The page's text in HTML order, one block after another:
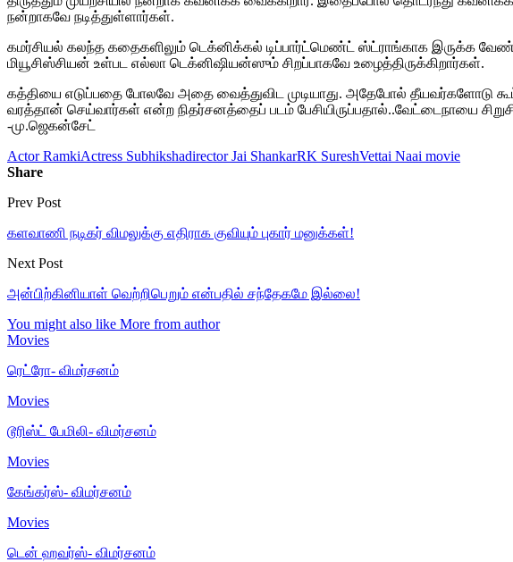
நன்றாகவே நடித்துள்ளார்கள்.
கமர்சியல் கலந்த கதைகளிலும் டெக்னிக்கல் டிப்பார்ட்மெண்ட் ஸ்ட்ராங்காக இருக்க
மியூசிஸ்சியன் உள்பட எல்லா டெக்னிஷியன்ஸும் சிறப்பாகவே உழைத்திருக்கிறார்கள்.
கத்தியை எடுப்பதை போலவே அதை வைத்துவிட முடியாது. அதேபோல் தீயவர்களோடு
வரத்தான் செய்வார்கள் என்ற நிதர்சனத்தைப் படம் பேசியிருப்பதால்..வேட்டைநாயை
-மு.ஜெகன்சேட்
Actor RamkiActress Subhikshadirector Jai ShankarRK SureshVettai Naai movie
Share
Prev Post
களவாணி நடிகர் விமலுக்கு எதிராக குவியும் புகார் மனுக்கள்!
Next Post
அன்பிற்கினியாள் வெற்றிபெறும் என்பதில் சந்தேகமே இல்லை!
You might also like More from author
Movies
ரெட்ரோ- விமர்சனம்
Movies
டூரிஸ்ட் பேமிலி- விமர்சனம்
Movies
கேங்கர்ஸ்- விமர்சனம்
Movies
டென் ஹவர்ஸ்- விமர்சனம்